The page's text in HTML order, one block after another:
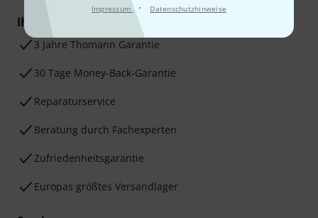
Impressum · Datenschutzhinweise
Ihre Vorteile
3 Jahre Thomann Garantie
30 Tage Money-Back-Garantie
Reparaturservice
Beratung durch Fachexperten
Zufriedenheitsgarantie
Europas größtes Versandlager